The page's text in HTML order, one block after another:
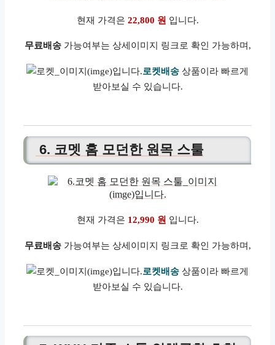
현재 가격은 22,800 원 입니다.
무료배송가능여부는 상세이미지 링크로 확인 가능하며,
로켓배송 상품이라 빠르게
받아보실 수 있습니다.
6. 코멧 홈 모던한 원목 스툴
현재 가격은 12,990 원 입니다.
무료배송가능여부는 상세이미지 링크로 확인 가능하며,
로켓배송 상품이라 빠르게
받아보실 수 있습니다.